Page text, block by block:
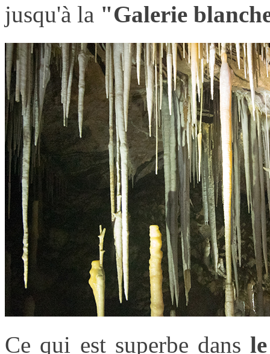
jusqu'à la "Galerie
Ce qui est superbe dans